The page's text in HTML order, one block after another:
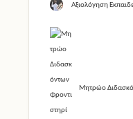
Αξιολόγηση
Μητρώο